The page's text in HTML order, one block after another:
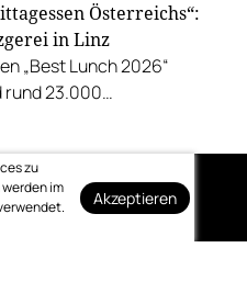
und Österreichs“:
in Linz
„Best Lunch 2026“
rund 23.000
Award in die Linzer
zu
im
Akzeptieren